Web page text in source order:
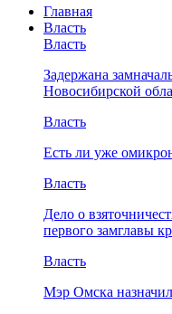
Главная
Власть
Власть
Задержана
Новосибирской
Власть
Есть ли уже
Власть
Дело о
первого замглавы
Власть
Мэр Омска назначил